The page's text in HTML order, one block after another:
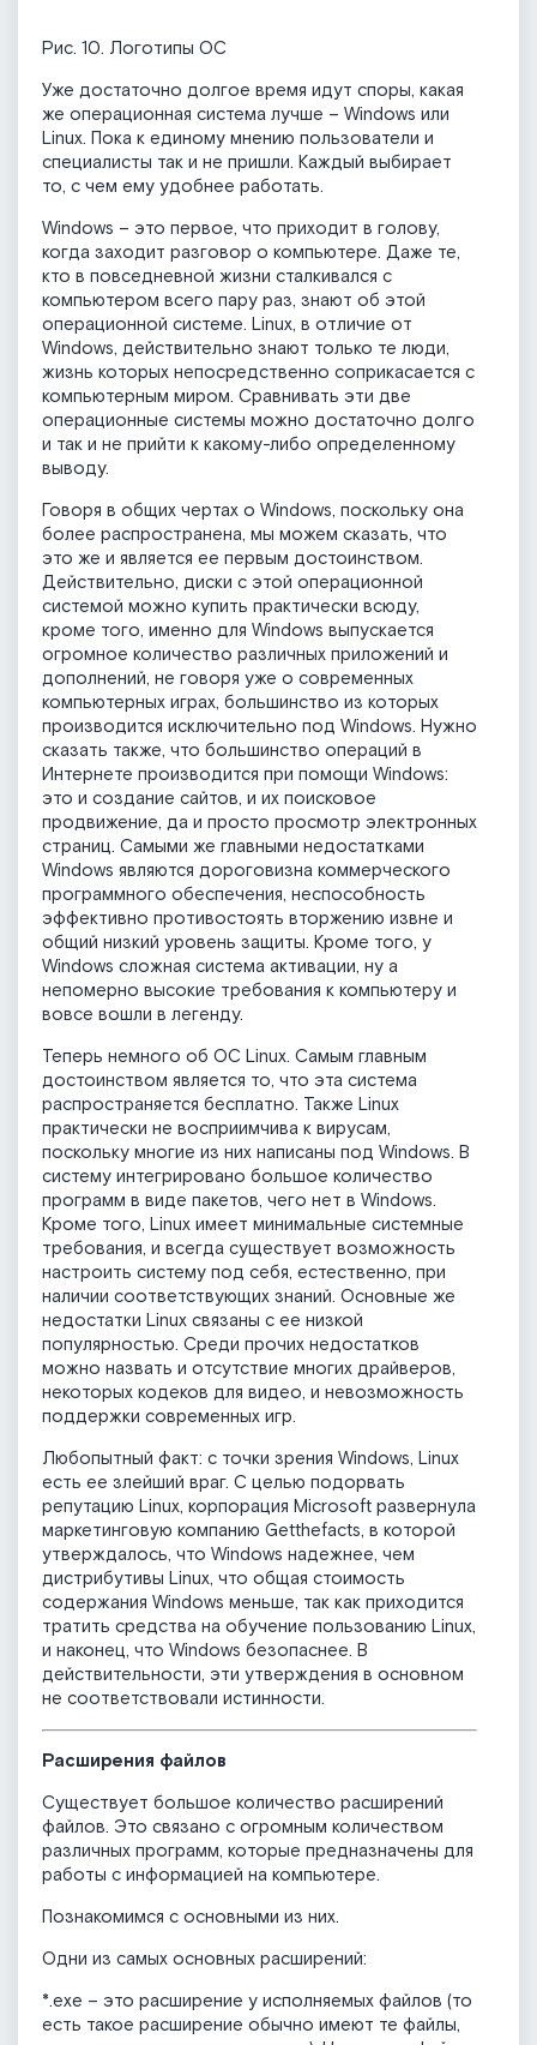
Рис. 10. Логотипы ОС
Уже достаточно долгое время идут споры, какая
же операционная система лучше – Windows или
Linux. Пока к единому мнению пользователи и
специалисты так и не пришли. Каждый выбирает
то, с чем ему удобнее работать.
Windows – это первое, что приходит в голову,
когда заходит разговор о компьютере. Даже те,
кто в повседневной жизни сталкивался с
компьютером всего пару раз, знают об этой
операционной системе. Linux, в отличие от
Windows, действительно знают только те люди,
жизнь которых непосредственно соприкасается с
компьютерным миром. Сравнивать эти две
операционные системы можно достаточно долго
и так и не прийти к какому-либо определенному
выводу.
Говоря в общих чертах о Windows, поскольку она
более распространена, мы можем сказать, что
это же и является ее первым достоинством.
Действительно, диски с этой операционной
системой можно купить практически всюду,
кроме того, именно для Windows выпускается
огромное количество различных приложений и
дополнений, не говоря уже о современных
компьютерных играх, большинство из которых
производится исключительно под Windows. Нужно
сказать также, что большинство операций в
Интернете производится при помощи Windows:
это и создание сайтов, и их поисковое
продвижение, да и просто просмотр электронных
страниц. Самыми же главными недостатками
Windows являются дороговизна коммерческого
программного обеспечения, неспособность
эффективно противостоять вторжению извне и
общий низкий уровень защиты. Кроме того, у
Windows сложная система активации, ну а
непомерно высокие требования к компьютеру и
вовсе вошли в легенду.
Теперь немного об ОС Linux. Самым главным
достоинством является то, что эта система
распространяется бесплатно. Также Linux
практически не восприимчива к вирусам,
поскольку многие из них написаны под Windows. В
систему интегрировано большое количество
программ в виде пакетов, чего нет в Windows.
Кроме того, Linux имеет минимальные системные
требования, и всегда существует возможность
настроить систему под себя, естественно, при
наличии соответствующих знаний. Основные же
недостатки Linux связаны с ее низкой
популярностью. Среди прочих недостатков
можно назвать и отсутствие многих драйверов,
некоторых кодеков для видео, и невозможность
поддержки современных игр.
Любопытный факт: с точки зрения Windows, Linux
есть ее злейший враг. С целью подорвать
репутацию Linux, корпорация Microsoft развернула
маркетинговую компанию Getthefacts, в которой
утверждалось, что Windows надежнее, чем
дистрибутивы Linux, что общая стоимость
содержания Windows меньше, так как приходится
тратить средства на обучение пользованию Linux,
и наконец, что Windows безопаснее. В
действительности, эти утверждения в основном
не соответствовали истинности.
Расширения файлов
Существует большое количество расширений
файлов. Это связано с огромным количеством
различных программ, которые предназначены для
работы с информацией на компьютере.
Познакомимся с основными из них.
Одни из самых основных расширений:
*.exe – это расширение у исполняемых файлов (то
есть такое расширение обычно имеют те файлы,